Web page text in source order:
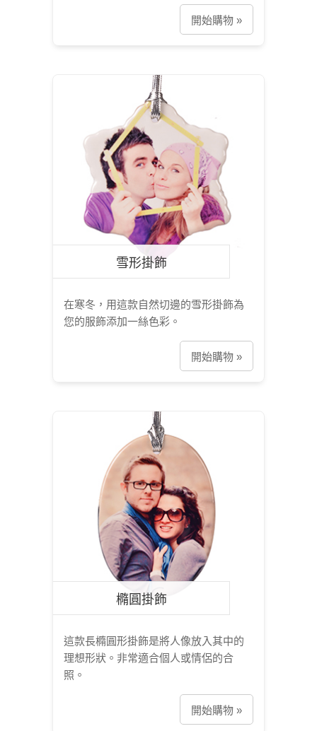
開始購物 »
雪形掛飾
在寒冬，用這款自然切邊的雪形掛飾為
您的服飾添加一絲色彩。
開始購物 »
橢圓掛飾
這款長橢圓形掛飾是將人像放入其中的
理想形狀。非常適合個人或情侶的合
照。
開始購物 »